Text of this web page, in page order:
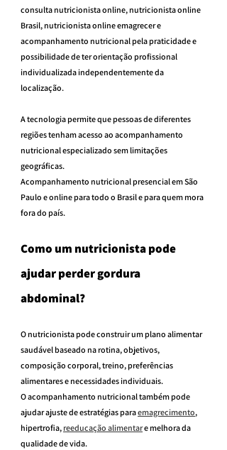
consulta nutricionista online, nutricionista online
Brasil, nutricionista online emagrecer e
acompanhamento nutricional pela praticidade e
possibilidade de ter orientação profissional
individualizada independentemente da
localização.
A tecnologia permite que pessoas de diferentes
regiões tenham acesso ao acompanhamento
nutricional especializado sem limitações
geográficas.
Acompanhamento nutricional presencial em São
Paulo e online para todo o Brasil e para quem mora
fora do país.
Como um nutricionista pode
ajudar perder gordura
abdominal?
O nutricionista pode construir um plano alimentar
saudável baseado na rotina, objetivos,
composição corporal, treino, preferências
alimentares e necessidades individuais.
O acompanhamento nutricional também pode
ajudar ajuste de estratégias para emagrecimento,
hipertrofia, reeducação alimentar e melhora da
qualidade de vida.